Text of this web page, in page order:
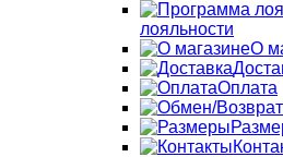
лояльности
О
Оплата